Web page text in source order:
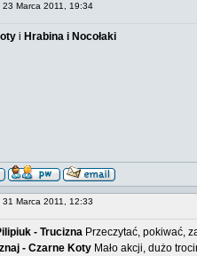
23 Marca 2011, 19:34
i Hrabina i Nocołaki
31 Marca 2011, 12:33
- Trucizna Przeczytać, pokiwać,
- Czarne Koty Mało akcji, dużo